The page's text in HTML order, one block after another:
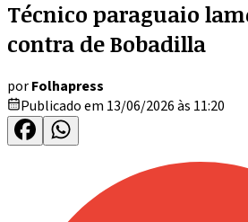
Técnico paraguaio
contra de Bobadilla
porFolhapress
Publicado em 13/06/2026 às 11:20